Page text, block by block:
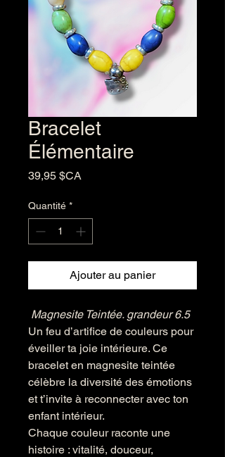
Bracelet
Élémentaire
39,95 $CA
Quantité *
Ajouter au panier
Magnesite Teintée. grandeur 6.5
Un feu d’artifice de couleurs pour
éveiller ta joie intérieure. Ce
bracelet en magnesite teintée
célèbre la diversité des émotions
et t’invite à reconnecter avec ton
enfant intérieur.
Chaque couleur raconte une
histoire : vitalité, douceur,